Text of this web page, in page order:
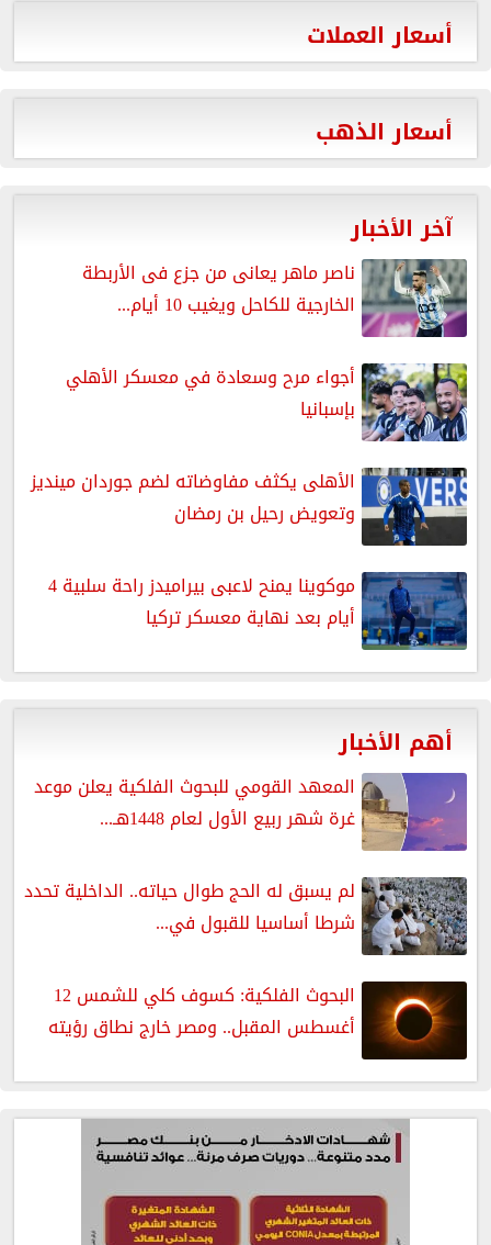
أسعار العملات
أسعار الذهب
آخر الأخبار
ناصر ماهر يعانى من جزع فى الأربطة
الخارجية للكاحل ويغيب 10 أيام...
أجواء مرح وسعادة في معسكر الأهلي
بإسبانيا
الأهلى يكثف مفاوضاته لضم جوردان مينديز
وتعويض رحيل بن رمضان
موكوينا يمنح لاعبى بيراميدز راحة سلبية 4
أيام بعد نهاية معسكر تركيا
أهم الأخبار
المعهد القومي للبحوث الفلكية يعلن موعد
غرة شهر ربيع الأول لعام 1448هـ...
لم يسبق له الحج طوال حياته.. الداخلية تحدد
شرطا أساسيا للقبول في...
البحوث الفلكية: كسوف كلي للشمس 12
أغسطس المقبل.. ومصر خارج نطاق رؤيته